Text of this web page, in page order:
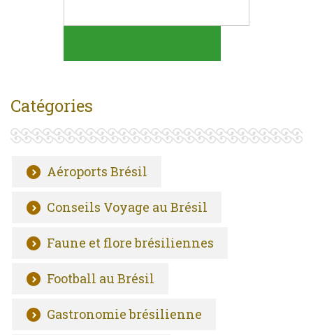
Catégories
Aéroports Brésil
Conseils Voyage au Brésil
Faune et flore brésiliennes
Football au Brésil
Gastronomie brésilienne